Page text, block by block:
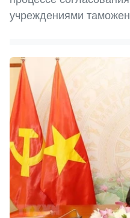
учреждениями